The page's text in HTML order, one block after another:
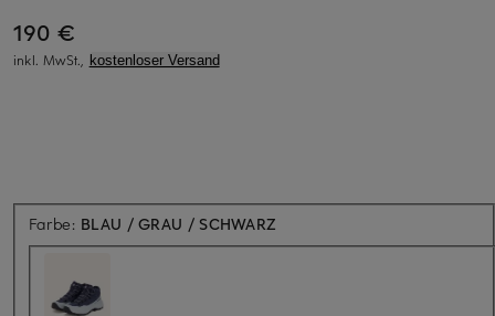
190 €
inkl. MwSt., kostenloser Versand
Farbe: BLAU / GRAU / SCHWARZ